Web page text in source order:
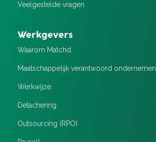
Veelgestelde vragen
Werkgevers
Waarom Matchd
Maatschappelijk verantwoord ondernemen
Werkwijze
Detachering
Outsourcing (RPO)